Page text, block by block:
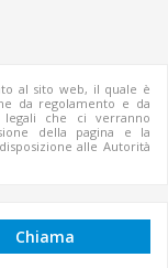
al sito web, il quale è
da regolamento e da
legali che ci verranno
della pagina e la
alle Autorità
Chiama